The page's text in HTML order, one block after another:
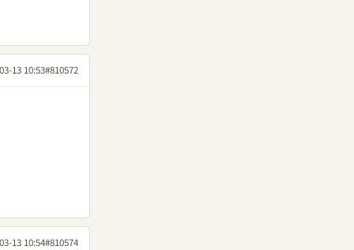
13 10:53#810572
13 10:54#810574